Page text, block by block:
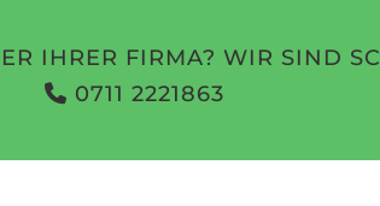
IHRER FIRMA? WIR SIND
0711 2221863